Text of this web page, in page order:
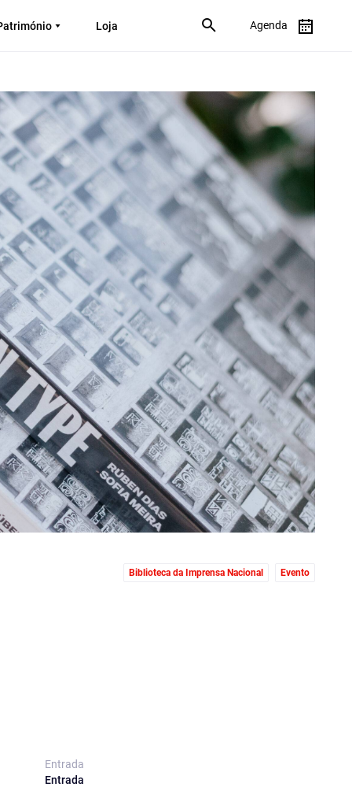
Loja Agenda
Biblioteca da Imprensa Nacional Evento
Entrada
Entrada